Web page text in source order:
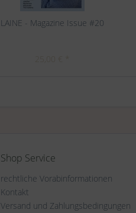
LAINE - Magazine Issue #20
Shop Service
rechtliche Vorabinformationen
Kontakt
Versand und Zahlungsbedingungen